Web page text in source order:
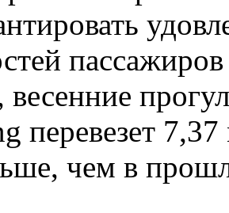
перевезет
чем в